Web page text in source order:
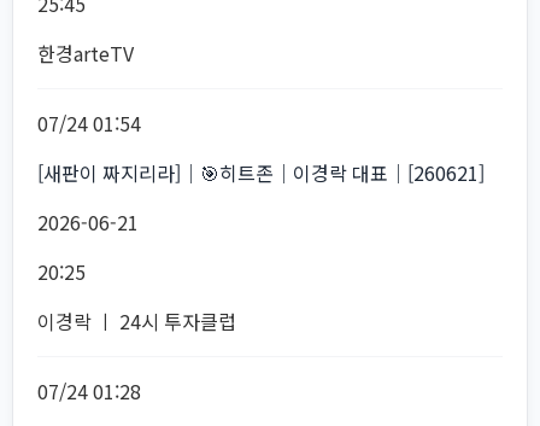
한경arteTV
07/24 01:54
[새판이 짜지리라]│🎯히트존│이경락 대표│[260621]
2026-06-21
20:25
이경락 ㅣ 24시 투자클럽
07/24 01:28